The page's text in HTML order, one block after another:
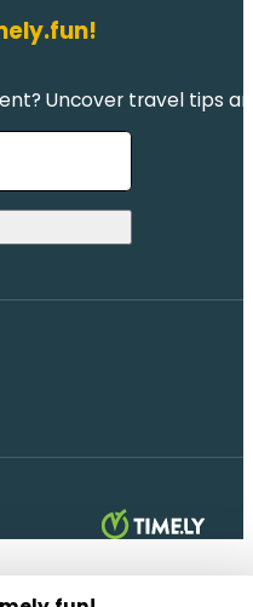
Uncover travel tips